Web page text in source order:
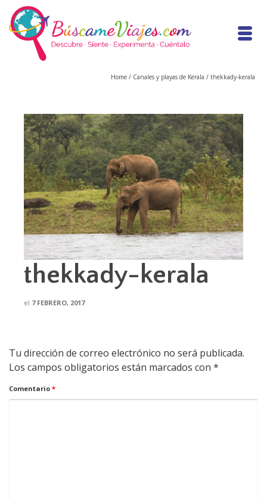
Home / Canales y playas de Kerala / thekkady-kerala
thekkady-kerala
el 7 FEBRERO, 2017
Tu dirección de correo electrónico no será publicada.
Los campos obligatorios están marcados con *
Comentario *